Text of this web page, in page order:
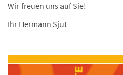
Wir freuen uns auf Sie!
Ihr Hermann Sjut